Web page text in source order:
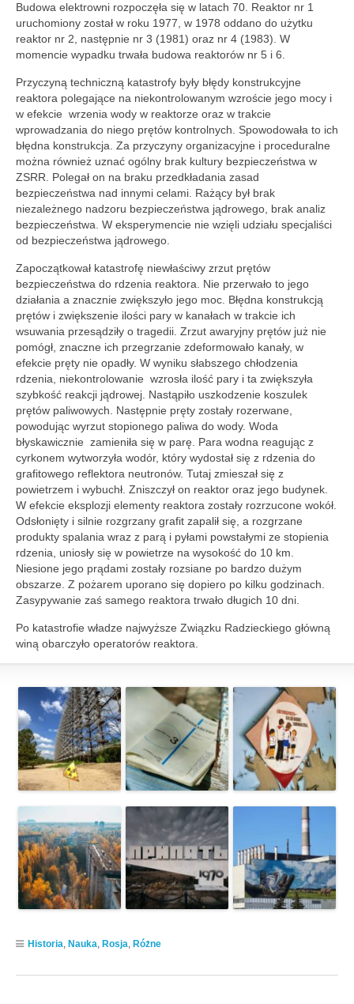
Budowa elektrowni rozpoczęła się w latach 70. Reaktor nr 1
uruchomiony został w roku 1977, w 1978 oddano do użytku
reaktor nr 2, następnie nr 3 (1981) oraz nr 4 (1983). W
momencie wypadku trwała budowa reaktorów nr 5 i 6.
Przyczyną techniczną katastrofy były błędy konstrukcyjne
reaktora polegające na niekontrolowanym wzroście jego mocy i
w efekcie wrzenia wody w reaktorze oraz w trakcie
wprowadzania do niego prętów kontrolnych. Spowodowała to ich
błędna konstrukcja. Za przyczyny organizacyjne i proceduralne
można również uznać ogólny brak kultury bezpieczeństwa w
ZSRR. Polegał on na braku przedkładania zasad
bezpieczeństwa nad innymi celami. Rażący był brak
niezależnego nadzoru bezpieczeństwa jądrowego, brak analiz
bezpieczeństwa. W eksperymencie nie wzięli udziału specjaliści
od bezpieczeństwa jądrowego.
Zapoczątkował katastrofę niewłaściwy zrzut prętów
bezpieczeństwa do rdzenia reaktora. Nie przerwało to jego
działania a znacznie zwiększyło jego moc. Błędna konstrukcją
prętów i zwiększenie ilości pary w kanałach w trakcie ich
wsuwania przesądziły o tragedii. Zrzut awaryjny prętów już nie
pomógł, znaczne ich przegrzanie zdeformowało kanały, w
efekcie pręty nie opadły. W wyniku słabszego chłodzenia
rdzenia, niekontrolowanie wzrosła ilość pary i ta zwiększyła
szybkość reakcji jądrowej. Nastąpiło uszkodzenie koszulek
prętów paliwowych. Następnie pręty zostały rozerwane,
powodując wyrzut stopionego paliwa do wody. Woda
błyskawicznie zamieniła się w parę. Para wodna reagując z
cyrkonem wytworzyła wodór, który wydostał się z rdzenia do
grafitowego reflektora neutronów. Tutaj zmieszał się z
powietrzem i wybuchł. Zniszczył on reaktor oraz jego budynek.
W efekcie eksplozji elementy reaktora zostały rozrzucone wokół.
Odsłonięty i silnie rozgrzany grafit zapalił się, a rozgrzane
produkty spalania wraz z parą i pyłami powstałymi ze stopienia
rdzenia, uniosły się w powietrze na wysokość do 10 km.
Niesione jego prądami zostały rozsiane po bardzo dużym
obszarze. Z pożarem uporano się dopiero po kilku godzinach.
Zasypywanie zaś samego reaktora trwało długich 10 dni.
Po katastrofie władze najwyższe Związku Radzieckiego główną
winą obarczyło operatorów reaktora.
Historia, Nauka, Rosja, Różne